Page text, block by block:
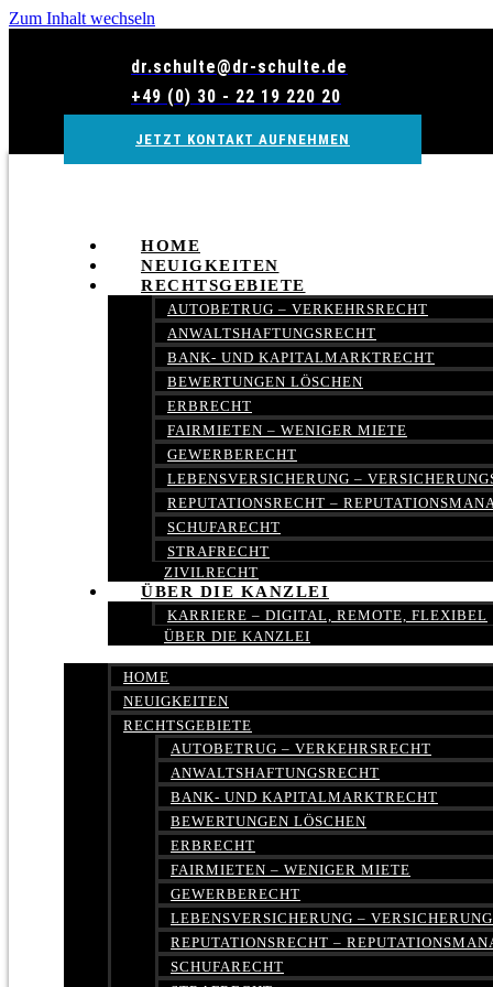
Zum Inhalt wechseln
dr.schulte@dr-schulte.de
+49 (0) 30 - 22 19 220 20
JETZT KONTAKT AUFNEHMEN
HOME
NEUIGKEITEN
RECHTSGEBIETE
AUTOBETRUG – VERKEHRSRECHT
ANWALTSHAFTUNGSRECHT
BANK- UND KAPITALMARKTRECHT
BEWERTUNGEN LÖSCHEN
ERBRECHT
FAIRMIETEN – WENIGER MIETE
GEWERBERECHT
LEBENSVERSICHERUNG –
REPUTATIONSRECHT –
SCHUFARECHT
STRAFRECHT
ZIVILRECHT
ÜBER DIE KANZLEI
KARRIERE – DIGITAL, REMOTE, FLEXIBEL
ÜBER DIE KANZLEI
HOME
NEUIGKEITEN
RECHTSGEBIETE
AUTOBETRUG – VERKEHRSRECHT
ANWALTSHAFTUNGSRECHT
BANK- UND KAPITALMARKTRECHT
BEWERTUNGEN LÖSCHEN
ERBRECHT
FAIRMIETEN – WENIGER MIETE
GEWERBERECHT
LEBENSVERSICHERUNG –
REPUTATIONSRECHT –
SCHUFARECHT